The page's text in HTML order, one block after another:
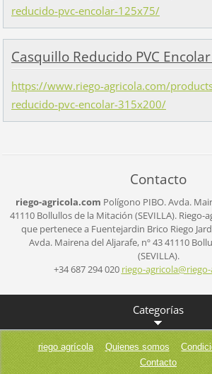
reducido-pvc-encolar-125x75/
Casquillo Reducido PVC
https://www.riego-agricola.com/
reducido-pvc-encolar-315x200/
Contacto
riego-agricola.com Polígono PIBO.Avda.
41110 Bollullos de la Mitación (SEVILLA). Riego-
que pertenece a Fuentejardin Brico Riego
Avda. Mairena del Aljarafe, nº 4341110
(SEVILLA).
+34 687 294 020 riego-agricola@r
Categorías
riego agrícola Quienes somos
Contacto